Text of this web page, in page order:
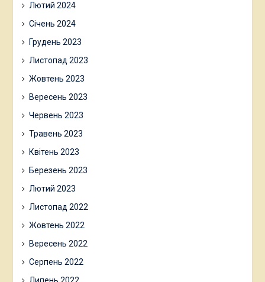
Лютий 2024
Січень 2024
Грудень 2023
Листопад 2023
Жовтень 2023
Вересень 2023
Червень 2023
Травень 2023
Квітень 2023
Березень 2023
Лютий 2023
Листопад 2022
Жовтень 2022
Вересень 2022
Серпень 2022